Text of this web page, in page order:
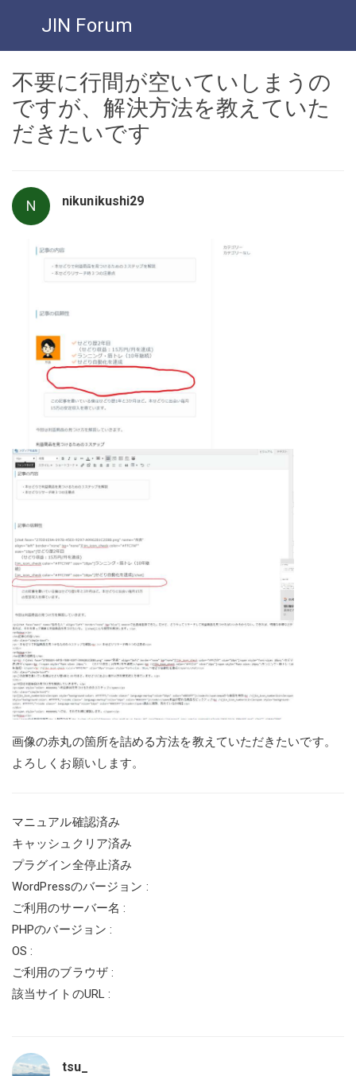
JIN Forum
不要に行間が空いていしまうの
ですが、解決方法を教えていた
だきたいです
N nikunikushi29
画像の赤丸の箇所を詰める方法を教えていただきたいです。
よろしくお願いします。
マニュアル確認済み
キャッシュクリア済み
プラグイン全停止済み
WordPressのバージョン :
ご利用のサーバー名 :
PHPのバージョン :
OS :
ご利用のブラウザ :
該当サイトのURL :
tsu_